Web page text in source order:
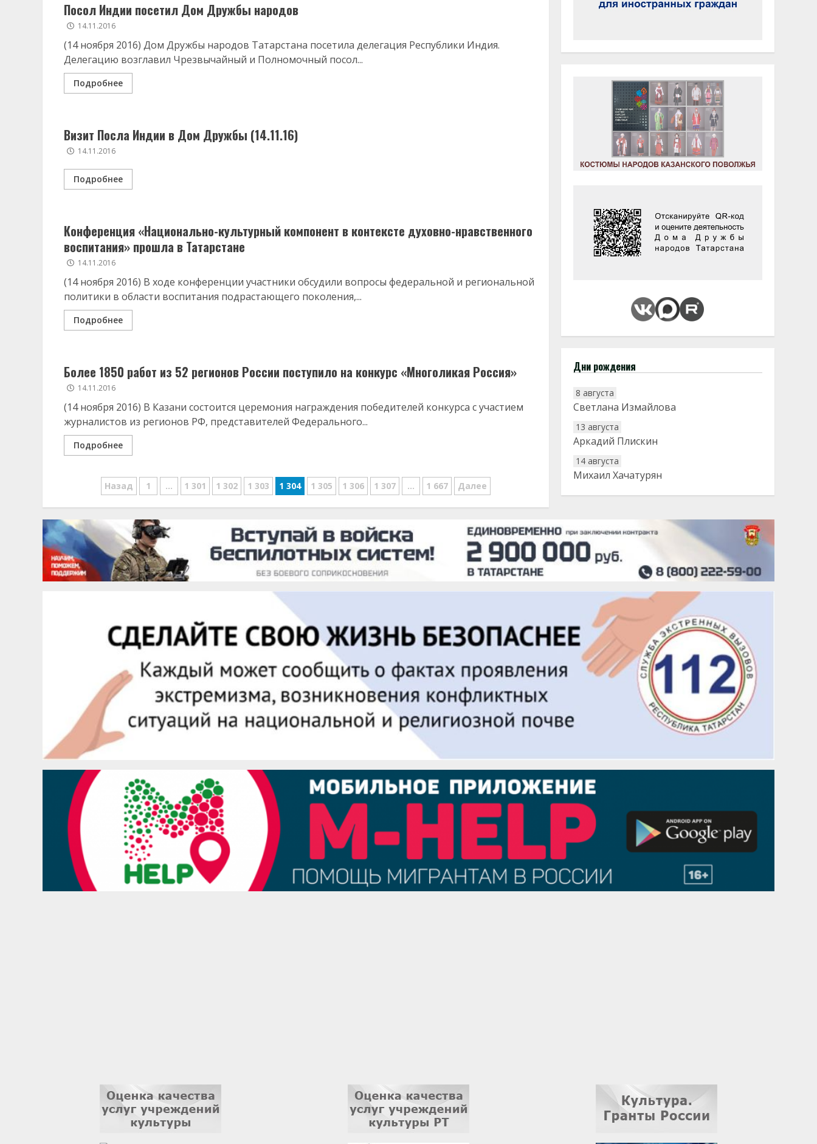
Посол Индии посетил Дом Дружбы народов
14.11.2016
(14 ноября 2016) Дом Дружбы народов Татарстана посетила делегация Республики Индия.
Делегацию возглавил Чрезвычайный и Полномочный посол...
Подробнее
Визит Посла Индии в Дом Дружбы (14.11.16)
14.11.2016
Подробнее
Конференция «Национально-культурный компонент в контексте духовно-нравственного
воспитания» прошла в Татарстане
14.11.2016
(14 ноября 2016) В ходе конференции участники обсудили вопросы федеральной и региональной
политики в области воспитания подрастающего поколения,...
Подробнее
Более 1850 работ из 52 регионов России поступило на конкурс «Многоликая Россия»
14.11.2016
(14 ноября 2016) В Казани состоится церемония награждения победителей конкурса с участием
журналистов из регионов РФ, представителей Федерального...
Подробнее
Навигация
по
записям
Назад 1 … 1 301 1 302 1 303 1 304 1 305 1 306 1 307 … 1 667 Далее
Дни рождения
8 августа
Светлана Измайлова
13 августа
Аркадий Плискин
14 августа
Михаил Хачатурян
20 августа
22 августа
Евгений Ефимов
25 августа
Сэсэгма Бубеева
28 августа
Чингиз Мустафаев
29 августа
Надежда Рослова
1 сентября
Гали Хасанов
Владислав Тома